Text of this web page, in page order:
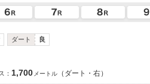
ダート 良
： 1,700 メートル （ダート・右）